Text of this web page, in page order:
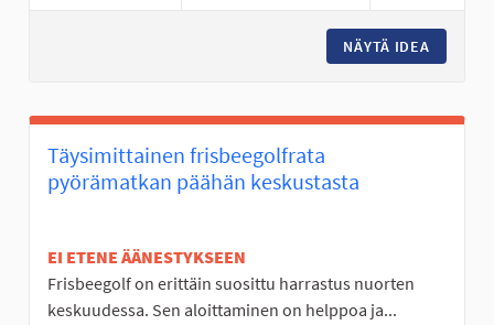
NÄYTÄ IDEA
Täysimittainen frisbeegolfrata
pyörämatkan päähän keskustasta
EI ETENE ÄÄNESTYKSEEN
Frisbeegolf on erittäin suosittu harrastus nuorten
keskuudessa. Sen aloittaminen on helppoa ja...